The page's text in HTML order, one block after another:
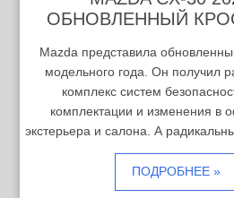
ОБНОВЛЕННЫЙ
Mazda представила
модельного года. Он получил
комплекс систем
комплектации и изменения в
экстерьера и салона. А
ПОДРОБНЕЕ »